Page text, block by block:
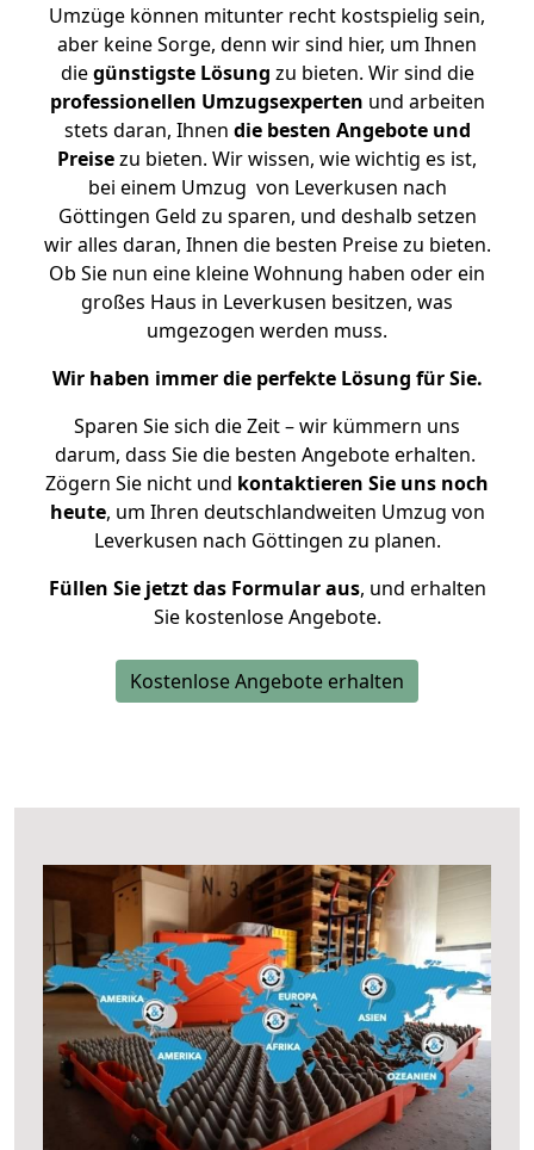
Umzüge können mitunter recht kostspielig sein,
aber keine Sorge, denn wir sind hier, um Ihnen
diegünstigste Lösung zu bieten. Wir sind die
professionellen Umzugsexperten und arbeiten
stets daran, Ihnen die besten Angebote und
Preisezu bieten. Wir wissen, wie wichtig es ist,
bei einem Umzug von Leverkusen nach
Göttingen Geld zu sparen, und deshalb setzen
wir alles daran, Ihnen die besten Preise zu bieten.
Ob Sie nun eine kleine Wohnung haben oder ein
großes Haus in Leverkusen besitzen, was
umgezogen werden muss.
Wir haben immer die perfekte Lösung für Sie.
Sparen Sie sich die Zeit – wir kümmern uns
darum, dass Sie die besten Angebote erhalten.
Zögern Sie nicht und kontaktieren Sie uns noch
heute, um Ihren deutschlandweiten Umzug von
Leverkusen nach Göttingen zu planen.
Füllen Sie jetzt das Formular aus, und erhalten
Sie kostenlose Angebote.
Kostenlose Angebote erhalten